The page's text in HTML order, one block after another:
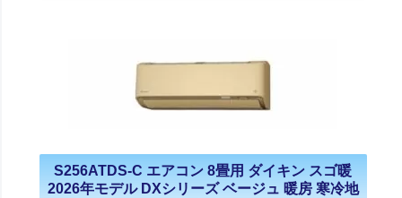
S256ATDS-C エアコン 8畳用 ダイキン スゴ暖
2026年モデル DXシリーズ ベージュ 暖房 寒冷地